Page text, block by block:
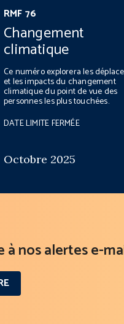
RMF 76
Changement
climatique
Ce numéro explorera les
et les impacts du changement
climatique du point de vue des
personnes les plus touchées.
DATE LIMITE FERMÉE
Octobre 2025
à nos alertes e-